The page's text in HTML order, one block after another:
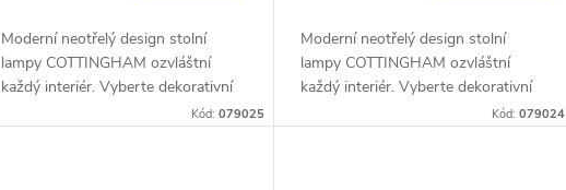
Moderní neotřelý design stolní
lampy COTTINGHAM ozvláštní
každý interiér. Vyberte dekorativní
Kód:079025
Moderní neotřelý design stolní
lampy COTTINGHAM ozvláštní
každý interiér. Vyberte dekorativní
Kód: 079024